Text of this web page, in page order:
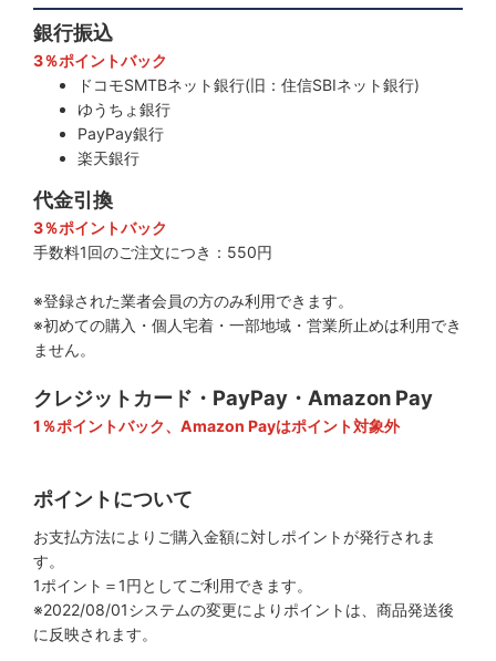
銀行振込
3％ポイントバック
ドコモSMTBネット銀行(旧：住信SBIネット銀行)
ゆうちょ銀行
PayPay銀行
楽天銀行
代金引換
3％ポイントバック
手数料1回のご注文につき：550円
※登録された業者会員の方のみ利用できます。
※初めての購入・個人宅着・一部地域・営業所止めは利用でき
ません。
クレジットカード・PayPay・Amazon Pay
1％ポイントバック、Amazon Payはポイント対象外
ポイントについて
お支払方法によりご購入金額に対しポイントが発行されま
す。
1ポイント＝1円としてご利用できます。
※2022/08/01システムの変更によりポイントは、商品発送後
に反映されます。